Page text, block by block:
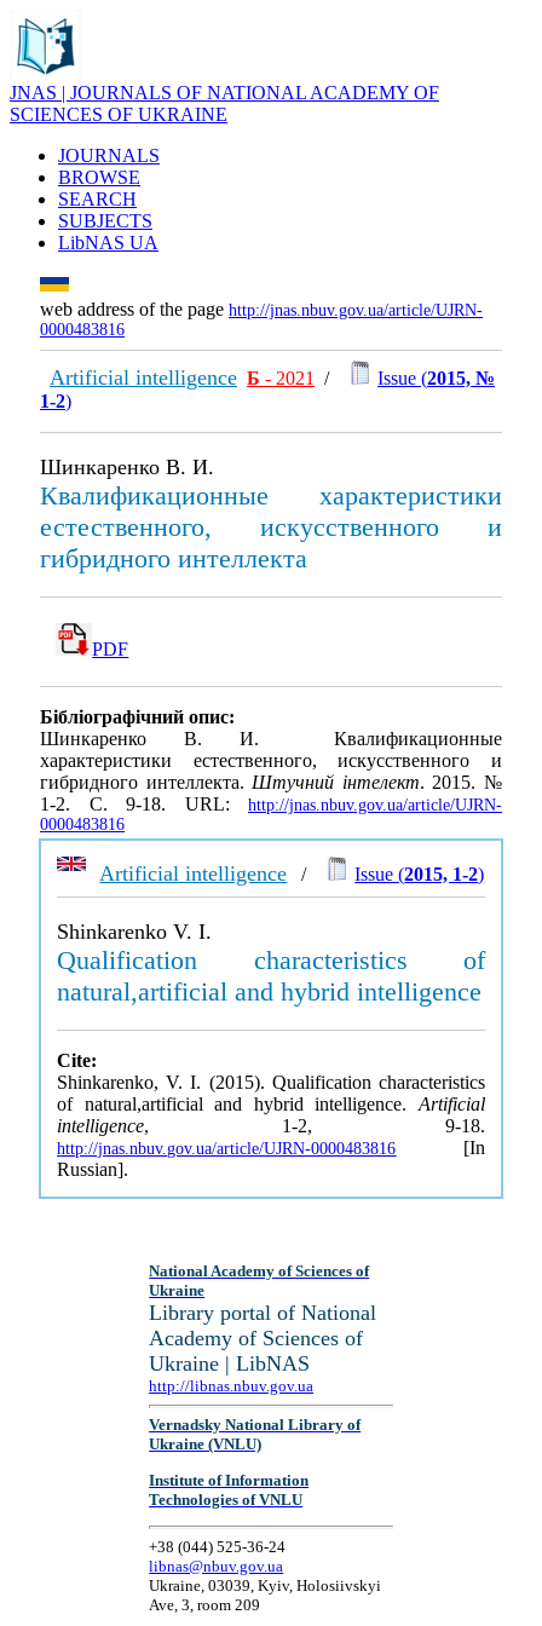
JNAS | JOURNALS OF NATIONAL ACADEMY OF
SCIENCES OF UKRAINE
JOURNALS
BROWSE
SEARCH
SUBJECTS
LibNAS UA
web address of the page http://jnas.nbuv.gov.ua/article/UJRN-
0000483816
Artificial intelligence Б - 2021 / Issue (2015, №
1-2)
Шинкаренко В. И.
Квалификационные характеристики
естественного, искусственного и
гибридного интеллекта
PDF
Бібліографічний опис:
Шинкаренко В. И. Квалификационные
характеристики естественного, искусственного и
гибридного интеллекта.Штучний інтелект. 2015. №
1-2. С. 9-18. URL: http://jnas.nbuv.gov.ua/article/UJRN-
0000483816
Artificial intelligence / Issue (2015, 1-2)
Shinkarenko V. I.
Qualification characteristics of
natural,artificial and hybrid intelligence
Cite:
Shinkarenko, V. I. (2015). Qualification characteristics
of natural,artificial and hybrid intelligence. Artificial
intelligence, 1-2, 9-18.
http://jnas.nbuv.gov.ua/article/UJRN-0000483816 [In
Russian].
National Academy of Sciences of
Ukraine
Library portal of National
Academy of Sciences of
Ukraine | LibNAS
http://libnas.nbuv.gov.ua
Vernadsky National Library of
Ukraine (VNLU)
Institute of Information
Technologies of VNLU
+38 (044) 525-36-24
libnas@nbuv.gov.ua
Ukraine, 03039, Kyiv, Holosiivskyi
Ave, 3, room 209